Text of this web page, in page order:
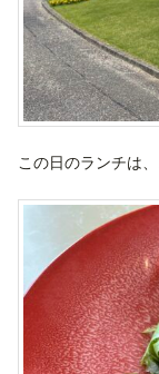
この日のランチは